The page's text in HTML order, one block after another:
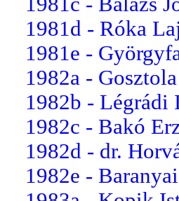
1981d - Róka
1981e -
1982a -
1982b - Légrádi
1982c - Bakó
1982d - dr.
1982e -